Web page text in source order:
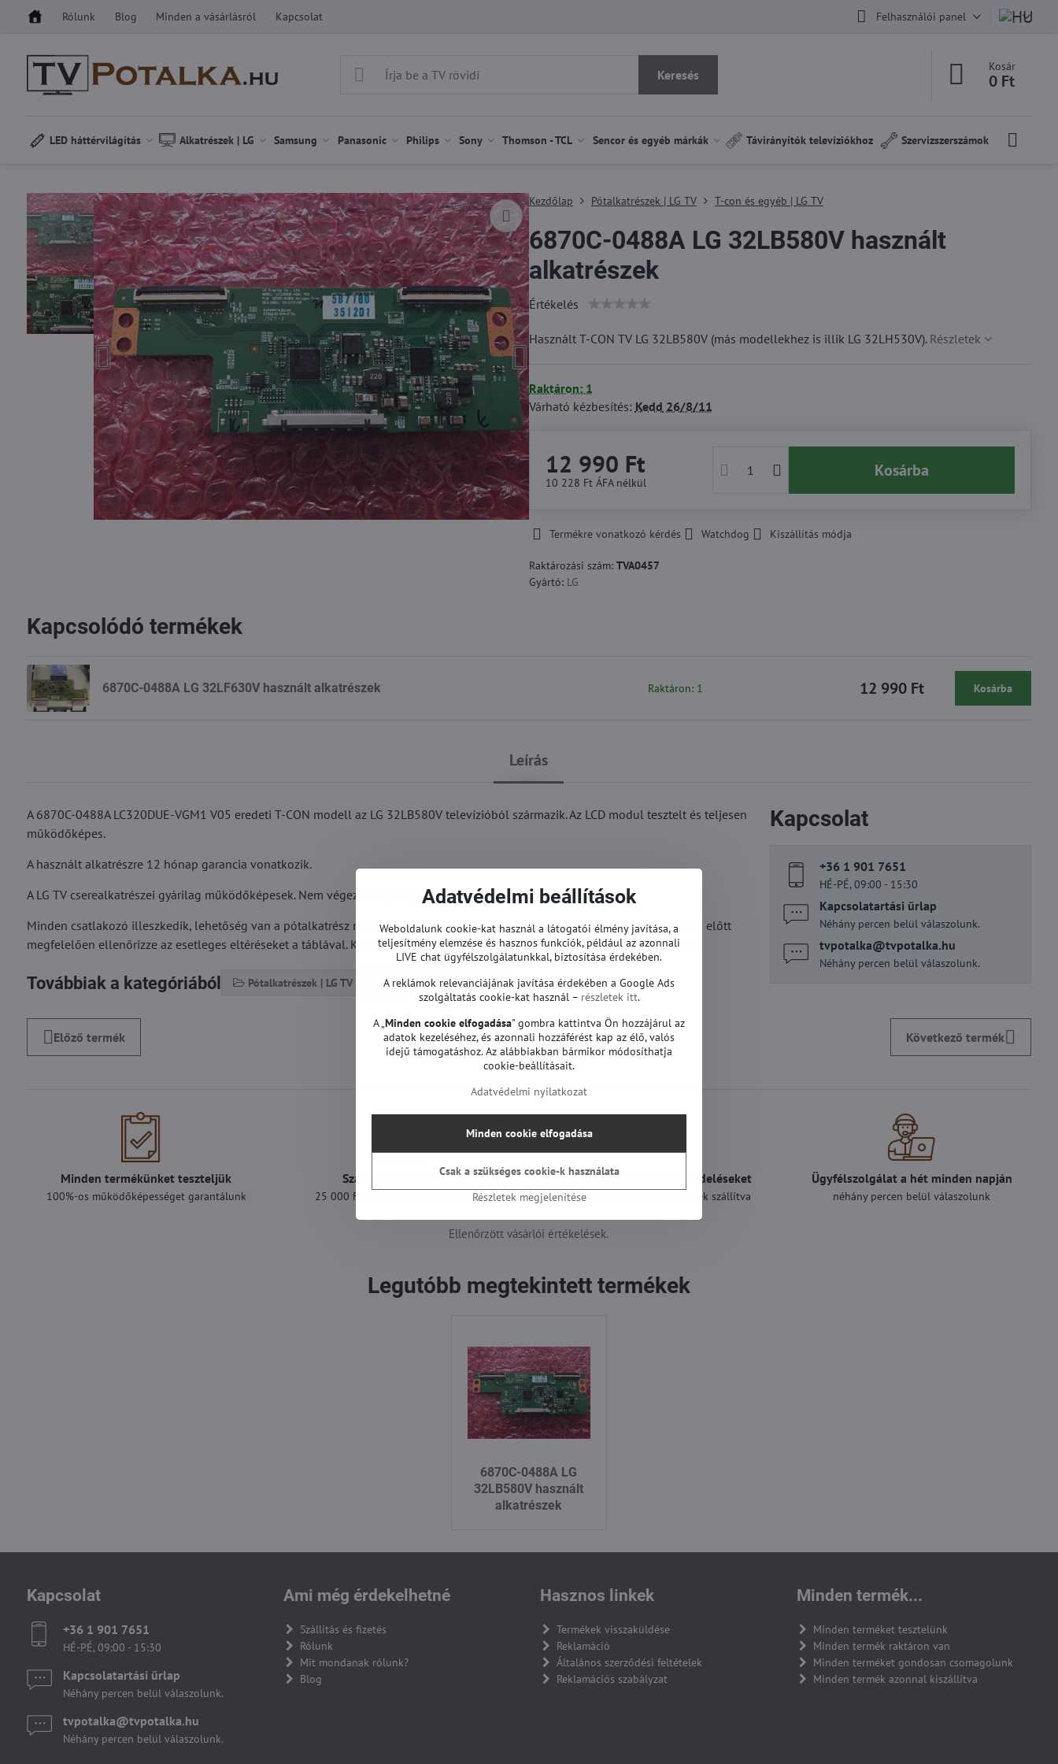
Rólunk Blog Minden a vásárlásról Kapcsolat Felhasználói panel
Keresés
Kosár
0 Ft
LED háttérvilágítás Alkatrészek | LG Samsung Panasonic Philips Sony Thomson - TCL Sencor és egyéb márkák Távirányítók televíziókhoz Szervizszerszámok
Kezdőlap Pótalkatrészek | LG TV T-con és egyéb | LG TV
6870C-0488A LG 32LB580V használt
alkatrészek
Értékelés
Használt T-CON TV LG 32LB580V (más modellekhez is illik LG 32LH530V). Részletek
Raktáron: 1
Várható kézbesítés: Kedd 26/8/11
12 990 Ft
10 228 Ft ÁFA nélkül
Kosárba
Termékre vonatkozó kérdés Watchdog Kiszállítás módja
Raktározási szám: TVA0457
Gyártó: LG
Leírás
A 6870C-0488A LC320DUE-VGM1 V05 eredeti T-CON modell az LG 32LB580V televízióból származik. Az LCD modul tesztelt és teljesen
működőképes.
A használt alkatrészre 12 hónap garancia vonatkozik.
A LG TV cserealkatrészei gyárilag működőképesek. Nem végeztek rajtuk javítást vagy szervizelést.
Minden csatlakozó illeszkedik, lehetőség van a pótalkatrész más modellekben való felhasználására. Javasoljuk, hogy vásárlás előtt
megfelelően ellenőrizze az esetleges eltéréseket a táblával. Kérjük, vegye fel velünk a kapcsolatot, ha bármilyen kérdése van.
Továbbiak a kategóriából Pótalkatrészek | LG TV T-con és egyéb | LG TV
Kapcsolat
+36 1 901 7651
HÉ-PÉ, 09:00 - 15:30
Kapcsolatartási űrlap
Néhány percen belül válaszolunk.
tvpotalka​@tvpotalka​.hu
Néhány percen belül válaszolunk.
Előző termék Következő termék
Kapcsolódó termékek
6870C-0488A LG 32LF630V használt alkatrészek Raktáron: 1 12 990 Ft Kosárba
Minden termékünket teszteljük
100%-os működőképességet garantálunk
Szállítás csak 1490 Ft
25 000 Ft felett ingyenes a szállítás
A 12:00 óráig leadott rendeléseket
még a mai nap alatt ki lesznek szállítva
Ügyfélszolgálat a hét minden napján
néhány percen belül válaszolunk
Ellenőrzött vásárlói értékelések.
Legutóbb megtekintett termékek
6870C-0488A LG
32LB580V használt
alkatrészek
Kapcsolat
+36 1 901 7651
HÉ-PÉ, 09:00 - 15:30
Kapcsolatartási űrlap
Néhány percen belül válaszolunk.
tvpotalka​@tvpotalka​.hu
Néhány percen belül válaszolunk.
Ami még érdekelhetné
Szállítás és fizetés
Rólunk
Mit mondanak rólunk?
Blog
Hasznos linkek
Termékek visszaküldése
Reklamáció
Általános szerződési feltételek
Reklamációs szabályzat
Minden termék...
Minden terméket tesztelünk
Minden termék raktáron van
Minden terméket gondosan csomagolunk
Minden termék azonnal kiszállítva
Adatvédelmi beállítások
Weboldalunk cookie-kat használ a látogatói élmény javítása, a
teljesítmény elemzése és hasznos funkciók, például az azonnali
LIVE chat ügyfélszolgálatunkkal, biztosítása érdekében.
A reklámok relevanciájának javítása érdekében a Google Ads
szolgáltatás cookie-kat használ – részletek itt.
A „Minden cookie elfogadása" gombra kattintva Ön hozzájárul az
adatok kezeléséhez, és azonnali hozzáférést kap az élő, valós
idejű támogatáshoz. Az alábbiakban bármikor módosíthatja
cookie-beállításait.
Adatvédelmi nyilatkozat
Részletek megjelenítése
Minden cookie elfogadása
Csak a szükséges cookie-k használata